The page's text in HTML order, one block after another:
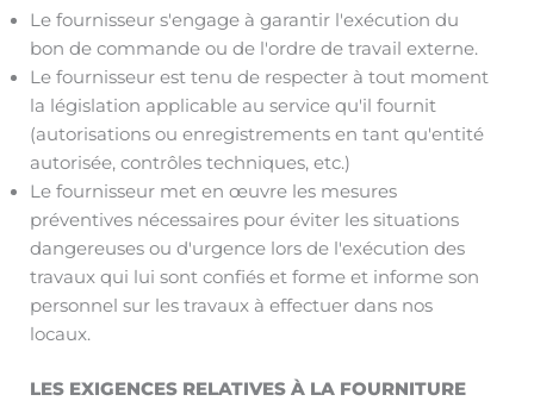
Le fournisseur s'engage à garantir l'exécution du
bon de commande ou de l'ordre de travail externe.
Le fournisseur est tenu de respecter à tout moment
la législation applicable au service qu'il fournit
(autorisations ou enregistrements en tant qu'entité
autorisée, contrôles techniques, etc.)
Le fournisseur met en œuvre les mesures
préventives nécessaires pour éviter les situations
dangereuses ou d'urgence lors de l'exécution des
travaux qui lui sont confiés et forme et informe son
personnel sur les travaux à effectuer dans nos
locaux.
LES EXIGENCES RELATIVES À LA FOURNITURE